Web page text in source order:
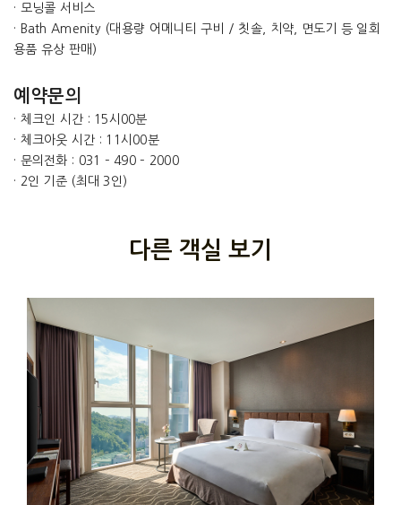
· 모닝콜 서비스
· Bath Amenity (대용량 어메니티 구비 / 칫솔, 치약, 면도기 등 일회
용품 유상 판매)
예약문의
· 체크인 시간 : 15시00분
· 체크아웃 시간 : 11시00분
· 문의전화 : 031 – 490 – 2000
· 2인 기준 (최대 3인)
다른 객실 보기